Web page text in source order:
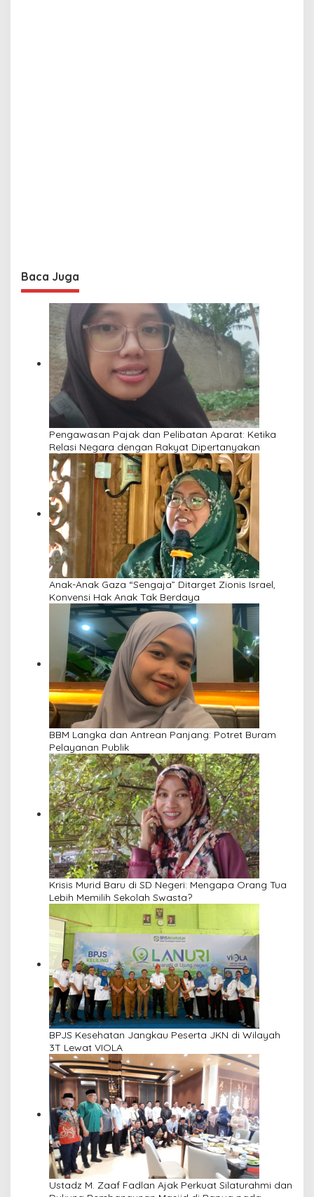
Baca Juga
Pengawasan Pajak dan Pelibatan Aparat: Ketika
Relasi Negara dengan Rakyat Dipertanyakan
Anak-Anak Gaza “Sengaja” Ditarget Zionis Israel,
Konvensi Hak Anak Tak Berdaya
BBM Langka dan Antrean Panjang: Potret Buram
Pelayanan Publik
Krisis Murid Baru di SD Negeri: Mengapa Orang Tua
Lebih Memilih Sekolah Swasta?
BPJS Kesehatan Jangkau Peserta JKN di Wilayah
3T Lewat VIOLA
Ustadz M. Zaaf Fadlan Ajak Perkuat Silaturahmi dan